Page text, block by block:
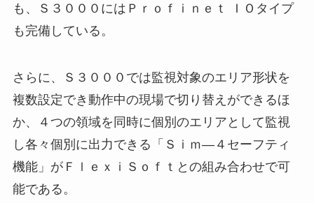
も、Ｓ３０００にはＰｒｏｆｉｎｅｔ ＩＯタイプ
も完備している。
さらに、Ｓ３０００では監視対象のエリア形状を
複数設定でき動作中の現場で切り替えができるほ
か、４つの領域を同時に個別のエリアとして監視
し各々個別に出力できる「Ｓｉｍ―４セーフティ
機能」がＦｌｅｘｉＳｏｆｔとの組み合わせで可
能である。